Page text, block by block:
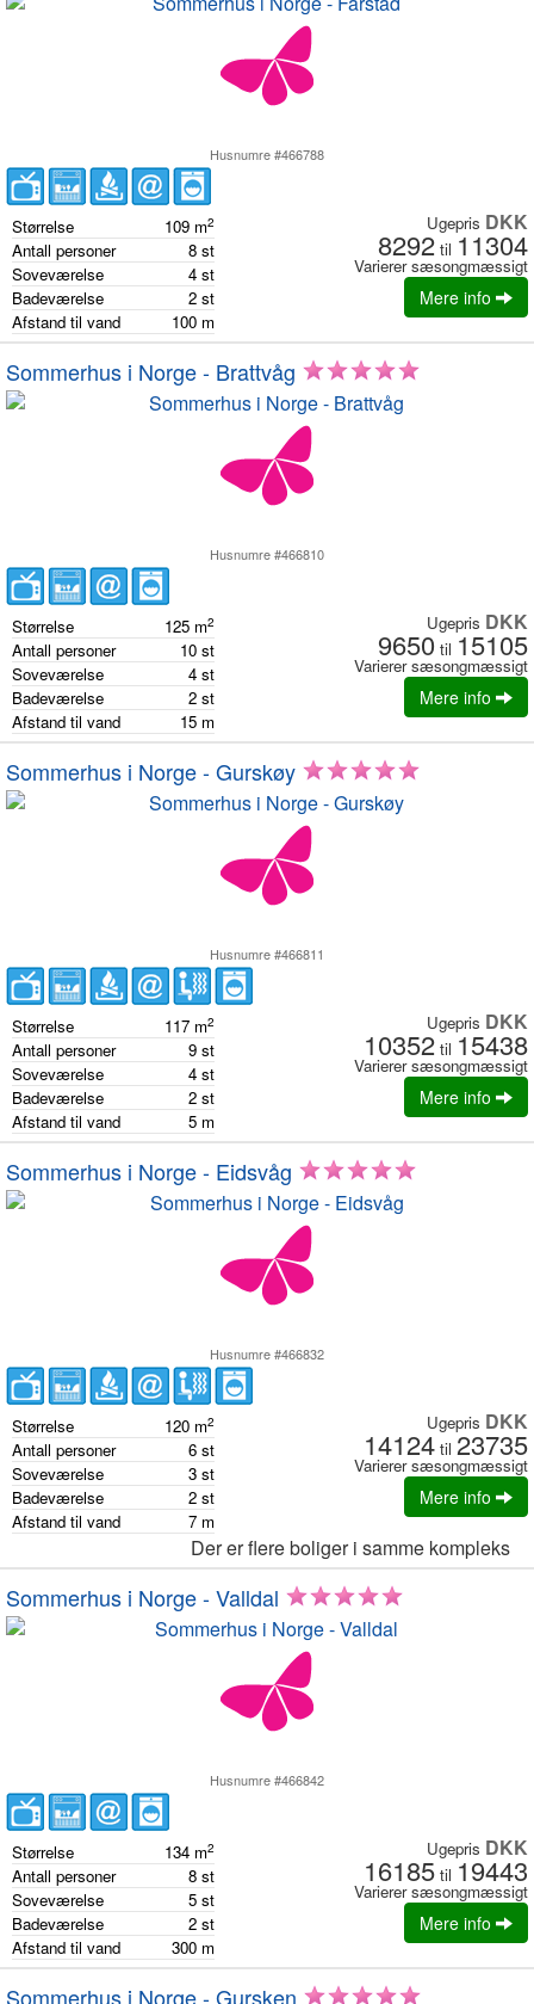
Husnumre #466788
Størrelse 109 m2
Antall personer 8 st
Soveværelse
4 st
Badeværelse
2 st
Afstand til vand
100 m
Ugepris DKK
8292 til 11304
Varierer sæsongmæssigt
Mere info
Sommerhus i Norge - Brattvåg
Husnumre #466810
Størrelse 125 m2
Antall personer 10 st
Soveværelse
4 st
Badeværelse
2 st
Afstand til vand
15 m
Ugepris DKK
9650 til 15105
Varierer sæsongmæssigt
Mere info
Sommerhus i Norge - Gurskøy
Husnumre #466811
Størrelse 117 m2
Antall personer 9 st
Soveværelse
4 st
Badeværelse
2 st
Afstand til vand
5 m
Ugepris DKK
10352 til 15438
Varierer sæsongmæssigt
Mere info
Sommerhus i Norge - Eidsvåg
Husnumre #466832
Størrelse 120 m2
Antall personer 6 st
Soveværelse
3 st
Badeværelse
2 st
Afstand til vand
7 m
Ugepris DKK
14124 til 23735
Varierer sæsongmæssigt
Mere info
Der er flere boliger i samme kompleks
Sommerhus i Norge - Valldal
Husnumre #466842
Størrelse 134 m2
Antall personer 8 st
Soveværelse
5 st
Badeværelse
2 st
Afstand til vand
300 m
Ugepris DKK
16185 til 19443
Varierer sæsongmæssigt
Mere info
Sommerhus i Norge - Gursken